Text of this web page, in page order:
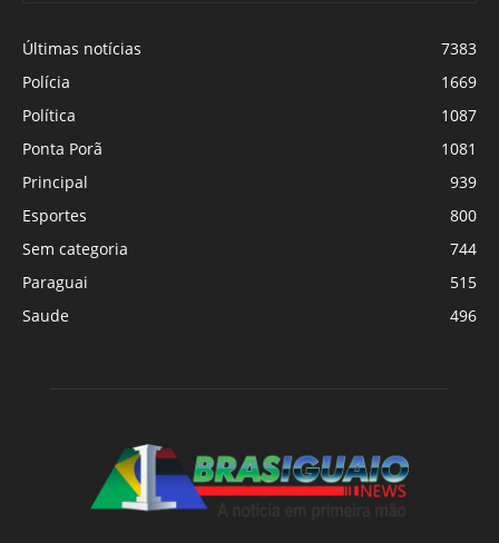
Últimas notícias
7383
Polícia
1669
Política
1087
Ponta Porã
1081
Principal
939
Esportes
800
Sem categoria
744
Paraguai
515
Saude
496